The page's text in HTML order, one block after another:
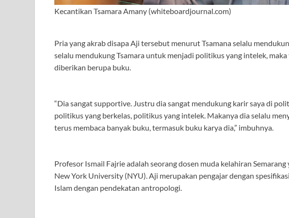
Kecantikan Tsamara Amany (whiteboardjournal.com)
Pria yang akrab disapa Aji tersebut menurut Tsamana selalu
selalu mendukung Tsamara untuk menjadi politikus yang intelek,
diberikan berupa buku.
“Dia sangat supportive. Justru dia sangat mendukung karir saya di
politikus yang berkelas, politikus yang intelek. Makanya dia selalu
terus membaca banyak buku, termasuk buku karya dia,” imbuhnya.
Profesor Ismail Fajrie adalah seorang dosen muda kelahiran
New York University (NYU). Aji merupakan pengajar dengan
Islam dengan pendekatan antropologi.